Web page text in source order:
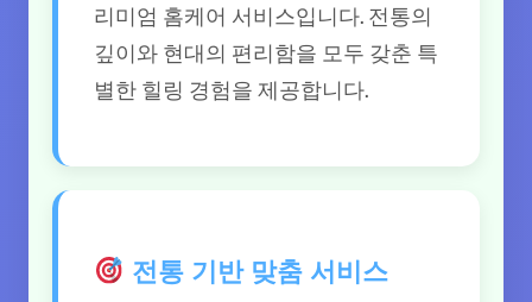
리미엄 홈케어 서비스입니다. 전통의
깊이와 현대의 편리함을 모두 갖춘 특
별한 힐링 경험을 제공합니다.
전통 기반 맞춤 서비스